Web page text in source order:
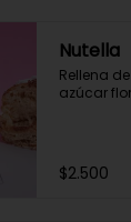
Nutella
Rellena
azúcar
$2.500